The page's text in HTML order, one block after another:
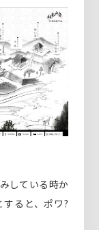
している時か
ると、ポワ?